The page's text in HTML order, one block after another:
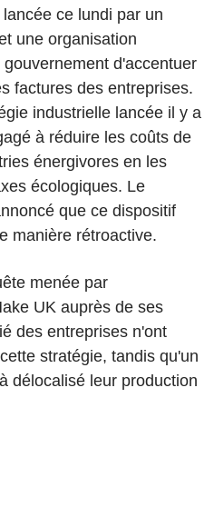
lancée ce lundi par un
une organisation
d'accentuer
factures des entreprises.
industrielle lancée il y a
à réduire les coûts de
énergivores en les
écologiques. Le
que ce dispositif
manière rétroactive.
menée par
UK auprès de ses
des entreprises n'ont
stratégie, tandis qu'un
délocalisé leur production